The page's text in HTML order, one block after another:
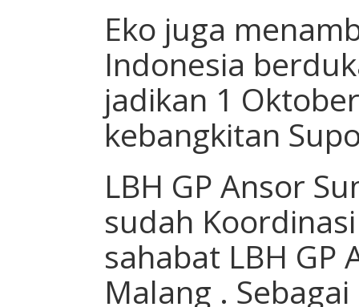
Eko juga
Indonesia
jadikan 1
kebangkitan
LBH GP Ansor
sudah
sahabat LBH GP
Malang .